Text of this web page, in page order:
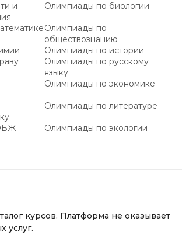
и
Олимпиады по биологии
Олимпиады по
обществознанию
Олимпиады по истории
Олимпиады по русскому
языку
Олимпиады по экономике
Олимпиады по литературе
Олимпиады по экологии
курсов. Платформа не оказывает
услуг.